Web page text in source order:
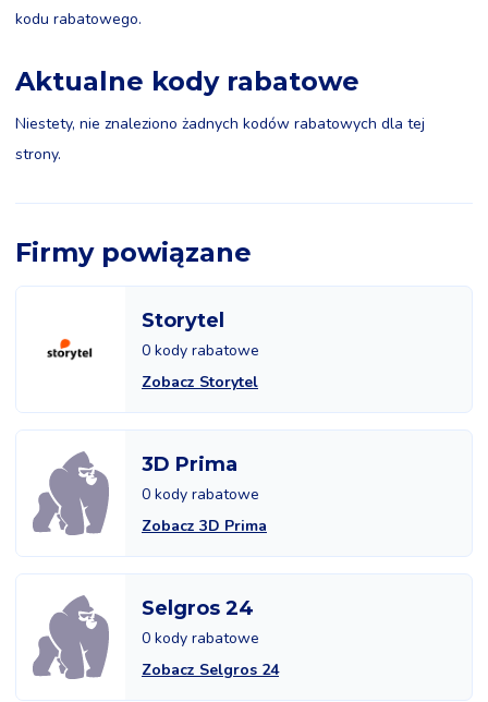
kodu rabatowego.
Aktualne kody rabatowe
Niestety, nie znaleziono żadnych kodów rabatowych dla tej
strony.
Firmy powiązane
Storytel
0 kody rabatowe
Zobacz Storytel
3D Prima
0 kody rabatowe
Zobacz 3D Prima
Selgros 24
0 kody rabatowe
Zobacz Selgros 24